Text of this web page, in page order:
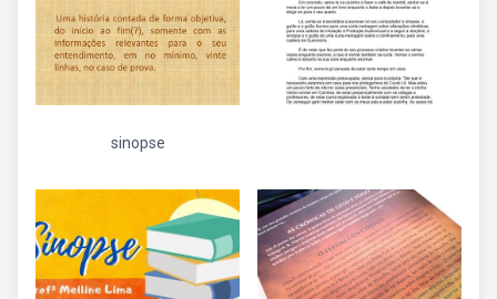
sinopse